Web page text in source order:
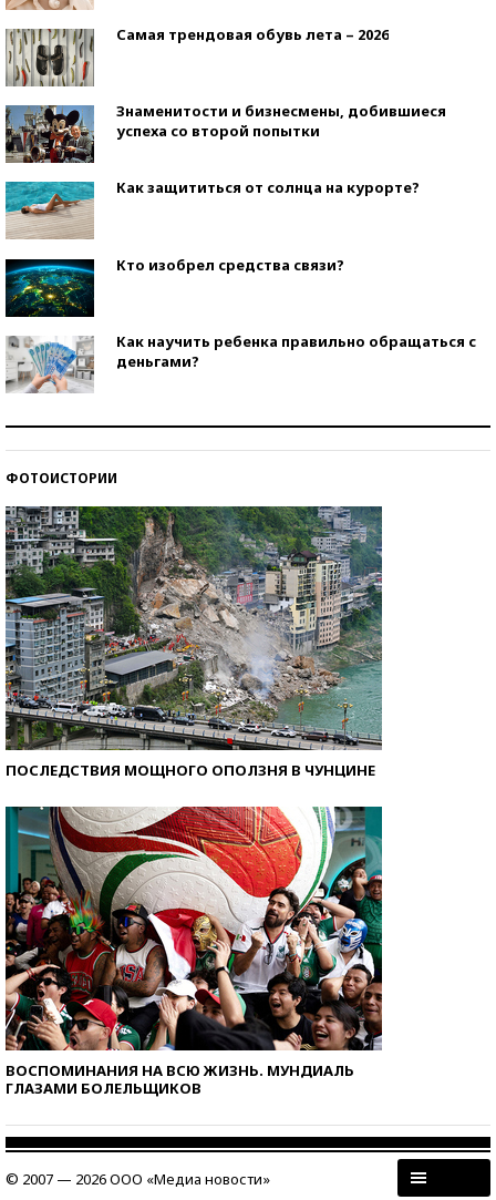
Самая трендовая обувь лета – 2026
Знаменитости и бизнесмены, добившиеся
успеха со второй попытки
Как защититься от солнца на курорте?
Кто изобрел средства связи?
Как научить ребенка правильно обращаться с
деньгами?
ФОТОИСТОРИИ
ПОСЛЕДСТВИЯ МОЩНОГО ОПОЛЗНЯ В ЧУНЦИНЕ
ВОСПОМИНАНИЯ НА ВСЮ ЖИЗНЬ. МУНДИАЛЬ
ГЛАЗАМИ БОЛЕЛЬЩИКОВ
© 2007 — 2026 ООО «Медиа новости»